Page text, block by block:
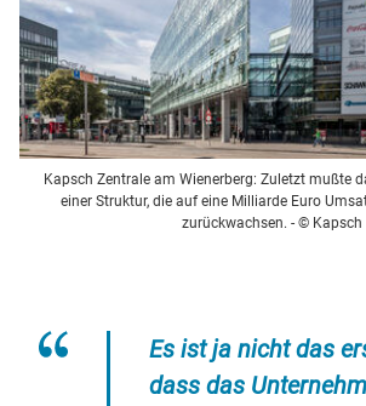
Kapsch Zentrale am Wienerberg: Zuletzt mußte
einer Struktur, die auf eine Milliarde Euro
zurückwachsen. - © Kapsch
Es ist ja nicht das
dass das